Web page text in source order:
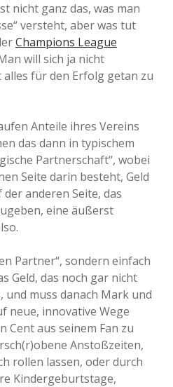
nicht ganz das, was man
versteht, aber was tut
Champions League
will sich ja nicht
für den Erfolg getan zu
Anteile ihres Vereins
das dann in typischem
Partnerschaft“, wobei
Seite darin besteht, Geld
anderen Seite, das
eine äußerst
Partner“, sondern einfach
Geld, das noch gar nicht
und muss danach Mark und
neue, innovative Wege
Cent aus seinem Fan zu
Anstoßzeiten,
rollen lassen, oder durch
Kindergeburtstage,